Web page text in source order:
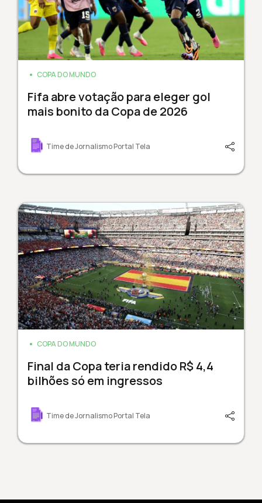
COPA DO MUNDO
Fifa abre votação para eleger gol
mais bonito da Copa de 2026
Time de Jornalismo Portal Tela
COPA DO MUNDO
Final da Copa teria rendido R$ 4,4
bilhões só em ingressos
Time de Jornalismo Portal Tela